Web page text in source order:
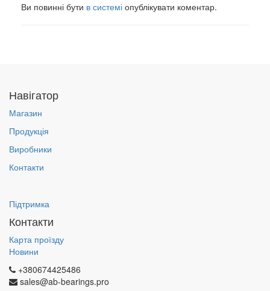
Ви повинні бути в системі опублікувати коментар.
Навігатор
Магазин
Продукція
Виробники
Контакти
Підтримка
Контакти
Карта проїзду
Новини
+380674425486
sales@ab-bearings.pro